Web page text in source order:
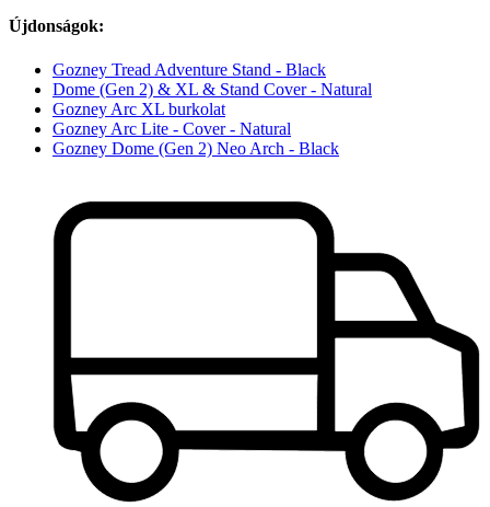
Újdonságok:
Gozney Tread Adventure Stand - Black
Dome (Gen 2) & XL & Stand Cover - Natural
Gozney Arc XL burkolat
Gozney Arc Lite - Cover - Natural
Gozney Dome (Gen 2) Neo Arch - Black